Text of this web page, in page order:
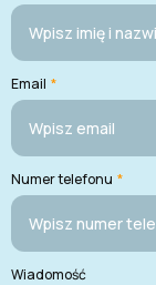
Email *
Numer telefonu *
Wiadomość